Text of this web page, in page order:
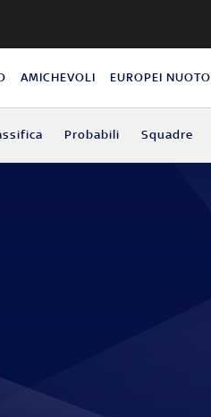
AMICHEVOLI EUROPEI NUOTO
Probabili Squadre